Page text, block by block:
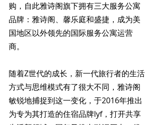
购，自此雅诗阁旗下拥有三大服务公寓
品牌：雅诗阁、馨乐庭和盛捷，成为美
国地区以外领先的国际服务公寓运营
商。
随着Z世代的成长，新一代旅行者的生活
方式与思维模式有了很大不同，雅诗阁
敏锐地捕捉到这一变化，于2016年推出
为专为其打造的住宿品牌lyf，打开共享